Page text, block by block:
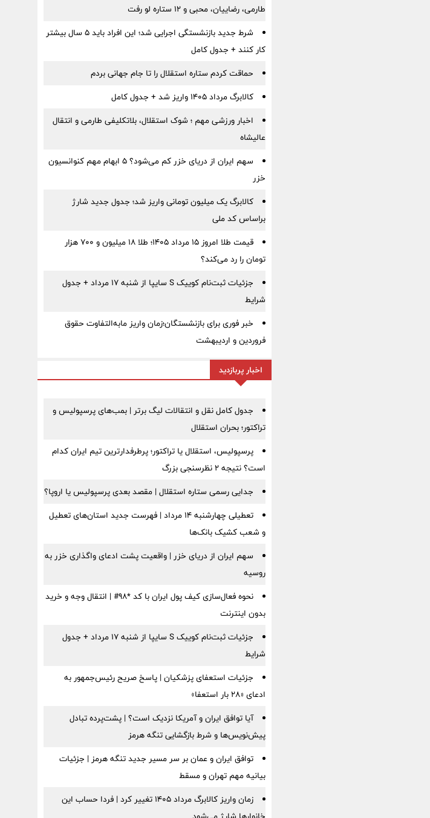
طارمی، رضاییان، محبی و ۱۲ ستاره لو رفت
شرط جدید بازنشستگی اجرایی شد؛ این افراد باید ۵ سال بیشتر
کار کنند + جدول کامل
حماقت کردم ستاره استقلال را تا جام جهانی بردم
کالابرگ مرداد ۱۴۰۵ واریز شد + جدول کامل
اخبار ورزشی مهم ؛ شوک استقلال، بلاتکلیفی طارمی و انتقال
عالیشاه
سهم ایران از دریای خزر کم می‌شود؟ ۵ ابهام مهم کنوانسیون
خزر
کالابرگ یک میلیون تومانی واریز شد؛ جدول جدید شارژ
براساس کد ملی
قیمت طلا امروز ۱۵ مرداد ۱۴۰۵؛ طلا ۱۸ میلیون و ۷۰۰ هزار
تومان را رد می‌کند؟
جزئیات ثبت‌نام کوییک S سایپا از شنبه ۱۷ مرداد + جدول
شرایط
خبر فوری برای بازنشستگان؛زمان واریز مابه‌التفاوت حقوق
فروردین و اردیبهشت
اخبار پربازدید
جدول کامل نقل و انتقالات لیگ برتر | بمب‌های پرسپولیس و
تراکتور؛ بحران استقلال
پرسپولیس، استقلال یا تراکتور؛ پرطرفدارترین تیم ایران کدام
است؟ نتیجه ۲ نظرسنجی بزرگ
جدایی رسمی ستاره استقلال | مقصد بعدی پرسپولیس یا اروپا؟
تعطیلی چهارشنبه ۱۴ مرداد | فهرست جدید استان‌های تعطیل
و شعب کشیک بانک‌ها
سهم ایران از دریای خزر | واقعیت پشت ادعای واگذاری خزر به
روسیه
نحوه فعال‌سازی کیف پول ایران با کد *98# | انتقال وجه و خرید
بدون اینترنت
جزئیات ثبت‌نام کوییک S سایپا از شنبه ۱۷ مرداد + جدول
شرایط
جزئیات استعفای پزشکیان | پاسخ صریح رئیس‌جمهور به
ادعای «۲۸ بار استعفا»
آیا توافق ایران و آمریکا نزدیک است؟ | پشت‌پرده تبادل
پیش‌نویس‌ها و شرط بازگشایی تنگه هرمز
توافق ایران و عمان بر سر مسیر جدید تنگه هرمز | جزئیات
بیانیه مهم تهران و مسقط
زمان واریز کالابرگ مرداد ۱۴۰۵ تغییر کرد | فردا حساب این